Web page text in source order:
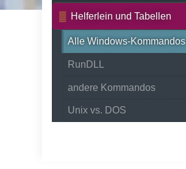
Helferlein und Tabellen
Alle Windows-Kommandos
RunDLL
andere Kommandos
Unix vs. DOS